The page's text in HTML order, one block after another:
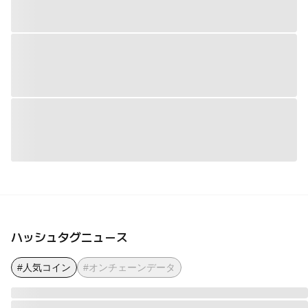
ハッシュタグニュース
#人気コイン #オンチェーンデータ